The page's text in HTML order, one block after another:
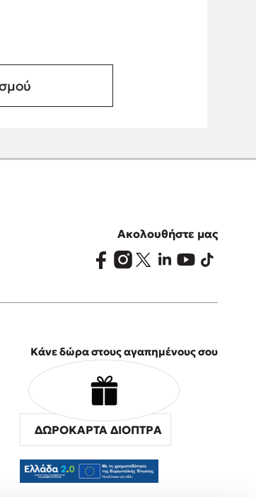
Ακολουθήστε μας
Κάνε δώρα στους αγαπημένους σου
ΔΩΡΟΚΑΡΤΑ ΔΙΟΠΤΡΑ